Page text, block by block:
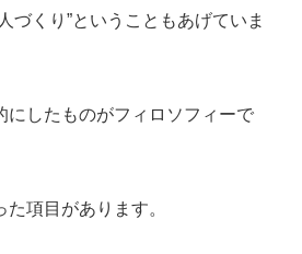
づくり”ということもあげていま
にしたものがフィロソフィーで
項目があります。